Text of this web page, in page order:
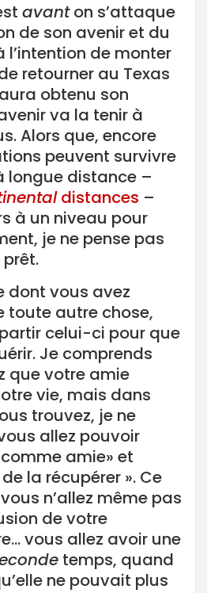
avanton s’attaque
de son avenir et du
l’intention de monter
retourner au Texas
obtenu son
va la tenir à
Alors que, encore
peuvent survivre
longue distance –
distances –
à un niveau pour
je ne pense pas
dont vous avez
toute autre chose,
celui-ci pour que
Je comprends
que votre amie
vie, mais dans
trouvez, je ne
allez pouvoir
amie» et
la récupérer ». Ce
n’allez même pas
de votre
vous allez avoir une
temps, quand
ne pouvait plus